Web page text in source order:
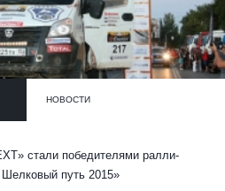
НОВОСТИ
стали победителями ралли-
путь 2015»